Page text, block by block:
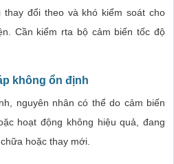
đổi theo và khó kiểm soát cho
Cần kiểm rta bộ cảm biến tốc độ
không ổn định
nguyên nhân có thể do cảm biến
hoạt động không hiệu quả, đang
hoặc thay mới.